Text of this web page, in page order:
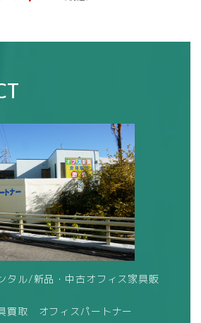
タル/新品・中古オフィス家具販
買取 オフィスパートナー